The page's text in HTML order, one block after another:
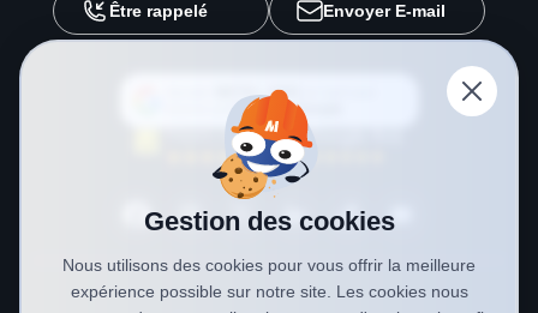
Être rappelé Envoyer E-mail
METAL 2000
source préférée surGoogle
Gestion des cookies
Nous utilisons des cookies pour vous offrir la meilleure
expérience possible sur notre site. Les cookies nous